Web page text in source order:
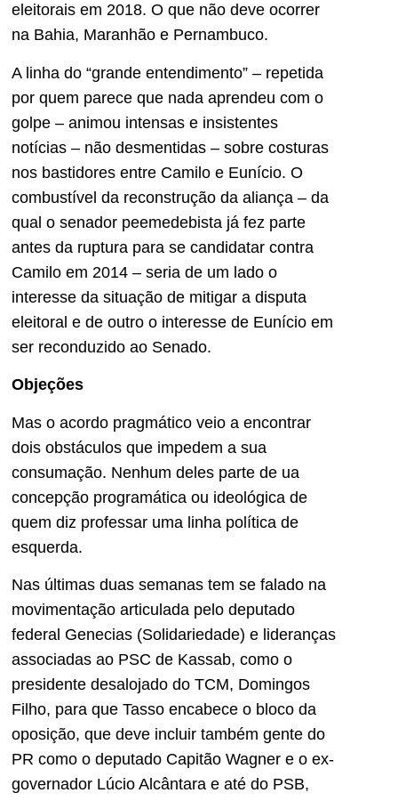
eleitorais em 2018. O que não deve ocorrer
na Bahia, Maranhão e Pernambuco.
A linha do “grande entendimento” – repetida
por quem parece que nada aprendeu com o
golpe – animou intensas e insistentes
notícias – não desmentidas – sobre costuras
nos bastidores entre Camilo e Eunício. O
combustível da reconstrução da aliança – da
qual o senador peemedebista já fez parte
antes da ruptura para se candidatar contra
Camilo em 2014 – seria de um lado o
interesse da situação de mitigar a disputa
eleitoral e de outro o interesse de Eunício em
ser reconduzido ao Senado.
Objeções
Mas o acordo pragmático veio a encontrar
dois obstáculos que impedem a sua
consumação. Nenhum deles parte de ua
concepção programática ou ideológica de
quem diz professar uma linha política de
esquerda.
Nas últimas duas semanas tem se falado na
movimentação articulada pelo deputado
federal Genecias (Solidariedade) e lideranças
associadas ao PSC de Kassab, como o
presidente desalojado do TCM, Domingos
Filho, para que Tasso encabece o bloco da
oposição, que deve incluir também gente do
PR como o deputado Capitão Wagner e o ex-
governador Lúcio Alcântara e até do PSB,